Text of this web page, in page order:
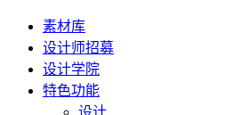
素材库
设计师招募
设计学院
特色功能
设计